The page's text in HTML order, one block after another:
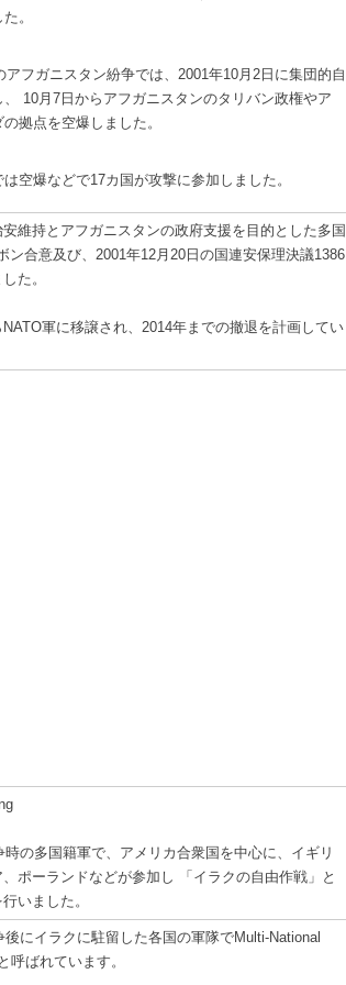
。
アフガニスタン紛争では、2001年10月2日に集団的自
10月7日からアフガニスタンのタリバン政権やア
拠点を空爆しました。
は空爆などで17カ国が攻撃に参加しました。
維持とアフガニスタンの政府支援を目的とした多国
ン合意及び、2001年12月20日の国連安保理決議1386
た。
軍に移譲され、2014年までの撤退を計画してい
の多国籍軍で、アメリカ合衆国を中心に、イギリ
ポーランドなどが参加し 「イラクの自由作戦」と
いました。
にイラクに駐留した各国の軍隊でMulti-National
呼ばれています。